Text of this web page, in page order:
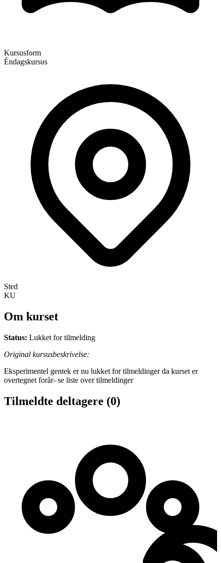
Kursusform
Éndagskursus
Sted
KU
Om kurset
Status: Lukket for tilmelding
Original kursusbeskrivelse:
Eksperimentel gentek er nu lukket for tilmeldinger da kurset er
overtegnet forår- se liste over tilmeldinger
Tilmeldte deltagere (0)